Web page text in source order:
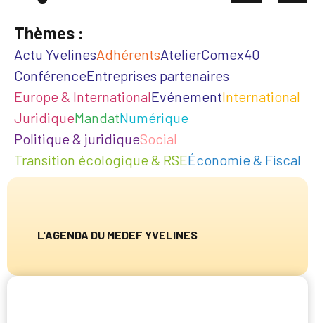
Thèmes :
Actu YvelinesAdhérentsAtelierComex40
ConférenceEntreprises partenaires
Europe & InternationalEvénementInternational
JuridiqueMandatNumérique
Politique & juridiqueSocial
Transition écologique & RSEÉconomie & Fiscal
L'AGENDA DU MEDEF YVELINES